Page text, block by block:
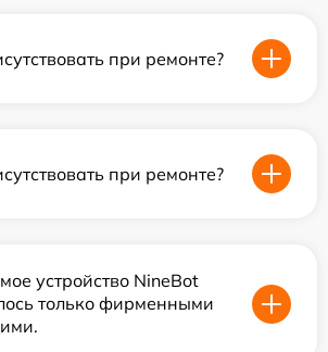
при ремонте?
при ремонте?
устройство NineBot
только фирменными